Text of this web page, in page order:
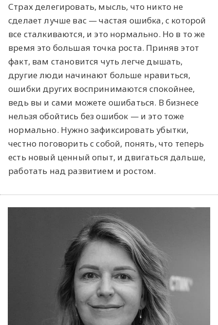
Страх делегировать, мысль, что никто не
сделает лучше вас — частая ошибка, с которой
все сталкиваются, и это нормально. Но в то же
время это большая точка роста. Приняв этот
факт, вам становится чуть легче дышать,
другие люди начинают больше нравиться,
ошибки других воспринимаются спокойнее,
ведь вы и сами можете ошибаться. В бизнесе
нельзя обойтись без ошибок — и это тоже
нормально. Нужно зафиксировать убытки,
честно поговорить с собой, понять, что теперь
есть новый ценный опыт, и двигаться дальше,
работать над развитием и ростом.